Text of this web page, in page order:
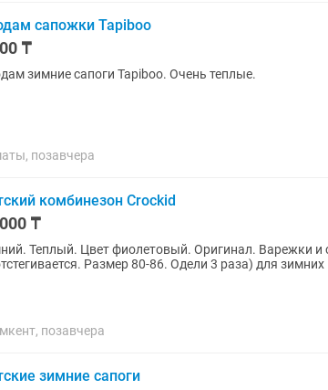
сапожки Tapiboo
₸
зимние сапоги Tapiboo. Очень теплые.
позавчера
комбинезон Crockid
₸
Теплый. Цвет фиолетовый. Оригинал. Варежки
Размер 80-86. Одели 3 раза) для
позавчера
зимние сапоги